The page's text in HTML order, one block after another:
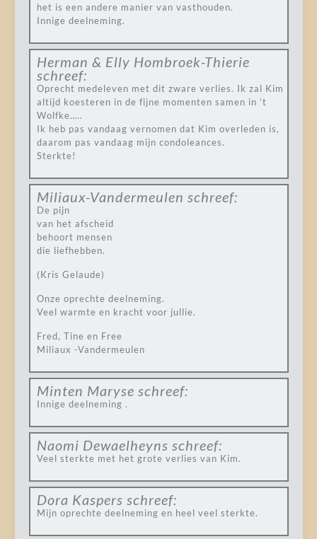
het is een andere manier van vasthouden.
Innige deelneming.
Herman & Elly Hombroek-Thierie
schreef:
Oprecht medeleven met dit zware verlies. Ik zal Kim
altijd koesteren in de fijne momenten samen in ’t
Wolfke…..
Ik heb pas vandaag vernomen dat Kim overleden is,
daarom pas vandaag mijn condoleances.
Sterkte!
Miliaux-Vandermeulen schreef:
De pijn
van het afscheid
behoort mensen
die liefhebben.
(Kris Gelaude)
Onze oprechte deelneming.
Veel warmte en kracht voor jullie.
Fred, Tine en Free
Miliaux -Vandermeulen
Minten Maryse schreef:
Innige deelneming .
Naomi Dewaelheyns schreef:
Veel sterkte met het grote verlies van Kim.
Dora Kaspers schreef:
Mijn oprechte deelneming en heel veel sterkte.